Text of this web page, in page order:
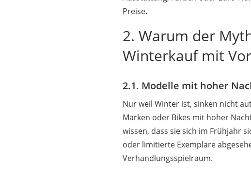
Preise.
2. Warum der
Winterkauf mit
2.1. Modelle mit hoher
Nur weil Winter ist, sinken nicht
Marken oder Bikes mit hoher
wissen, dass sie sich im Frühjahr
oder limitierte Exemplare
Verhandlungsspielraum.